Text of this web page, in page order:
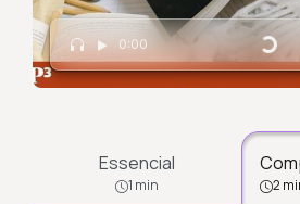
0:00 Carregando...
Essencial
1 min 2